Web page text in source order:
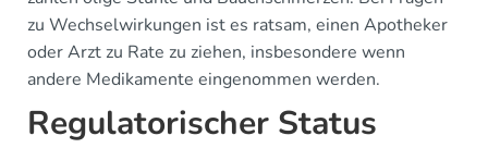
zu Wechselwirkungen ist es ratsam, einen Apotheker
oder Arzt zu Rate zu ziehen, insbesondere wenn
andere Medikamente eingenommen werden.
Regulatorischer Status